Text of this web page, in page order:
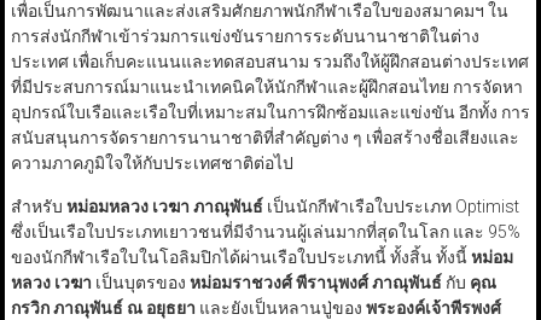
เพื่อเป็นการพัฒนาและส่งเสริมศักยภาพนักกีฬาเรือใบของสมาคมฯ ใน
การส่งนักกีฬาเข้าร่วมการแข่งขันรายการระดับนานาชาติในต่าง
ประเทศ เพื่อเก็บคะแนนและทดสอบสนาม รวมถึงให้ผู้ฝึกสอนต่างประเทศ
ที่มีประสบการณ์มาแนะนำเทคนิคให้นักกีฬาและผู้ฝึกสอนไทย การจัดหา
อุปกรณ์ใบเรือและเรือใบที่เหมาะสมในการฝึกซ้อมและแข่งขัน อีกทั้ง การ
สนับสนุนการจัดรายการนานาชาติที่สำคัญต่าง ๆ เพื่อสร้างชื่อเสียงและ
ความภาคภูมิใจให้กับประเทศชาติต่อไป
สำหรับ หม่อมหลวง เวฆา ภาณุพันธ์ เป็นนักกีฬาเรือใบประเภท Optimist
ซึ่งเป็นเรือใบประเภทเยาวชนที่มีจำนวนผู้เล่นมากที่สุดในโลก และ 95%
ของนักกีฬาเรือใบในโอลิมปิกได้ผ่านเรือใบประเภทนี้ ทั้งสิ้น ทั้งนี้หม่อม
หลวง เวฆา เป็นบุตรของ หม่อมราชวงศ์ พีรานุพงศ์ ภาณุพันธ์ กับ คุณ
กรวิก ภาณุพันธ์ ณ อยุธยา และยังเป็นหลานปู่ของ พระองค์เจ้าพีรพงศ์